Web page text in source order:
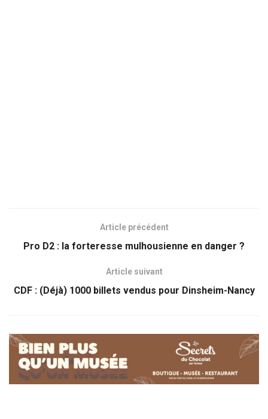
Article précédent
Pro D2 : la forteresse mulhousienne en danger ?
Article suivant
CDF : (Déjà) 1000 billets vendus pour Dinsheim-Nancy